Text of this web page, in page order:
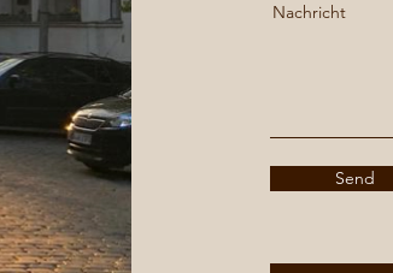
Nachricht
Send